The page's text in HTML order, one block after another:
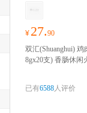
¥ 27.90
双汇(Shuanghui) 鸡
8gx20支) 香肠休闲
抢！！！
已有6588人评价